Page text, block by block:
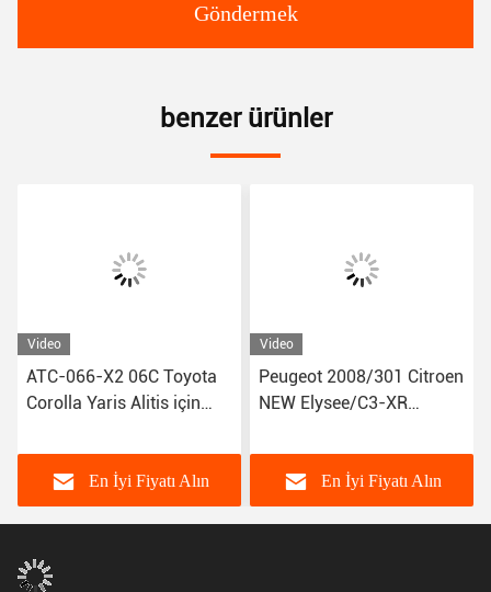
Göndermek
benzer ürünler
Video
ATC-066-X2 06C Toyota
Corolla Yaris Alitis için
88320-52010 883205201
En İyi Fiyatı Alın
Video
Peugeot 2008/301 Citroen
NEW Elysee/C3-XR
A3802A1 Otomatik Hava
KompresörüEn İyi Fiyatı Alın